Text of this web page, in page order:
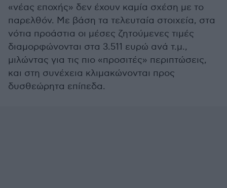
«νέας εποχής» δεν έχουν καμία σχέση με το
παρελθόν. Με βάση τα τελευταία στοιχεία, στα
νότια προάστια οι μέσες ζητούμενες τιμές
διαμορφώνονται στα 3.511 ευρώ ανά τ.μ.,
μιλώντας για τις πιο «προσιτές» περιπτώσεις,
και στη συνέχεια κλιμακώνονται προς
δυσθεώρητα επίπεδα.